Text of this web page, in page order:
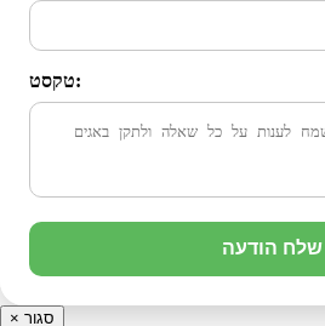
טקסט:
שלח הודעה
× סגור